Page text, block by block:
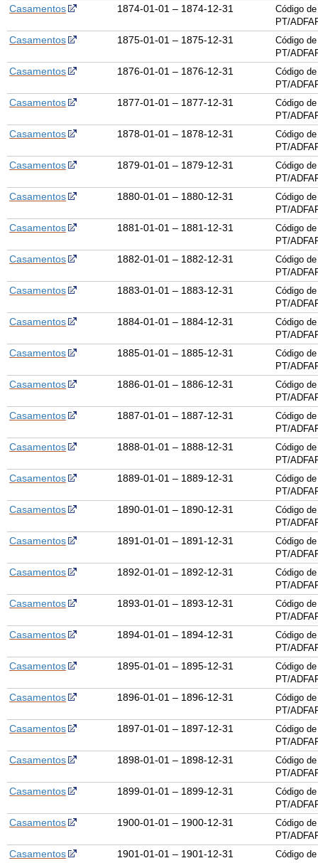
Casamentos 1874-01-01 – 1874-12-31
Código
PT/
Casamentos 1875-01-01 – 1875-12-31
Código
PT/
Casamentos 1876-01-01 – 1876-12-31
Código
PT/
Casamentos 1877-01-01 – 1877-12-31
Código
PT/
Casamentos 1878-01-01 – 1878-12-31
Código
PT/
Casamentos 1879-01-01 – 1879-12-31
Código
PT/
Casamentos 1880-01-01 – 1880-12-31
Código
PT/
Casamentos 1881-01-01 – 1881-12-31
Código
PT/
Casamentos 1882-01-01 – 1882-12-31
Código
PT/
Casamentos 1883-01-01 – 1883-12-31
Código
PT/
Casamentos 1884-01-01 – 1884-12-31
Código
PT/
Casamentos 1885-01-01 – 1885-12-31
Código
PT/
Casamentos 1886-01-01 – 1886-12-31
Código
PT/
Casamentos 1887-01-01 – 1887-12-31
Código
PT/
Casamentos 1888-01-01 – 1888-12-31
Código
PT/
Casamentos 1889-01-01 – 1889-12-31
Código
PT/
Casamentos 1890-01-01 – 1890-12-31
Código
PT/
Casamentos 1891-01-01 – 1891-12-31
Código
PT/
Casamentos 1892-01-01 – 1892-12-31
Código
PT/
Casamentos 1893-01-01 – 1893-12-31
Código
PT/
Casamentos 1894-01-01 – 1894-12-31
Código
PT/
Casamentos 1895-01-01 – 1895-12-31
Código
PT/
Casamentos 1896-01-01 – 1896-12-31
Código
PT/
Casamentos 1897-01-01 – 1897-12-31
Código
PT/
Casamentos 1898-01-01 – 1898-12-31
Código
PT/
Casamentos 1899-01-01 – 1899-12-31
Código
PT/
Casamentos 1900-01-01 – 1900-12-31
Código
PT/
Casamentos 1901-01-01 – 1901-12-31
Código